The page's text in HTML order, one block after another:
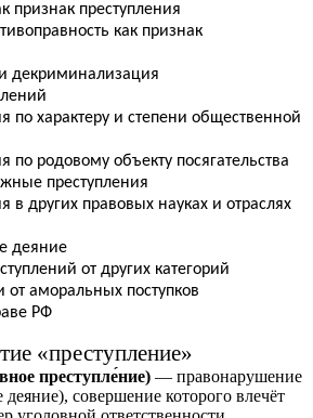
признак преступления
как признак
декриминализация
по характеру и степени общественной
по родовому объекту посягательства
преступления
в других правовых науках и отраслях
деяние
от других категорий
аморальных поступков
РФ
«преступление»
преступле́ние) — правонарушение
совершение которого влечёт